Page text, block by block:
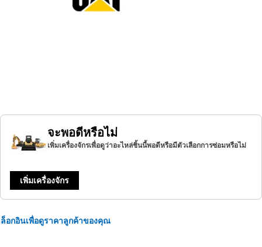
จะพอดีหรือไม่
เพิ่มเครื่องจักรเพื่อดูว่าอะไหล่ชิ้นนี้พอดีหรือมีตัวเลือกการซ่อมหรือไม่
เพิ่มเครื่องจักร
ล็อกอินเพื่อดูราคาลูกค้าของคุณ